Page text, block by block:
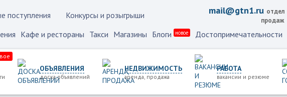
поступления Конкурсы и розыгрыши mail@gtn1.ru отдел
продаж
Кафе и рестораны Такси Магазины Блоги новое Достопримечательности
ОБЪЯВЛЕНИЯ
доска объявлений
НЕДВИЖИМОСТЬ
аренда, продажа
РАБОТА
вакансии и резюме